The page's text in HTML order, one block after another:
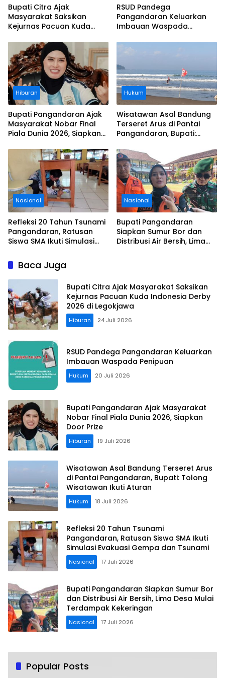
Bupati Citra Ajak
Masyarakat Saksikan
Kejurnas Pacuan Kuda
Legokjawa
RSUD Pandega
Pangandaran Keluarkan
Imbauan Waspada
Hiburan
Bupati Pangandaran Ajak
Masyarakat Nobar Final
Piala Dunia 2026, Siapkan
Hukum
Wisatawan Asal Bandung
Terseret Arus di Pantai
Pangandaran, Bupati:
Aturan
Nasional
Refleksi 20 Tahun Tsunami
Pangandaran, Ratusan
Siswa SMA Ikuti Simulasi
Tsunami
Nasional
Bupati Pangandaran
Siapkan Sumur Bor dan
Distribusi Air Bersih, Lima
Baca Juga
Bupati Citra Ajak Masyarakat Saksikan
Kejurnas Pacuan Kuda Indonesia Derby
2026 di Legokjawa
Hiburan 24 Juli 2026
RSUD Pandega Pangandaran Keluarkan
Imbauan Waspada Penipuan
Hukum 20 Juli 2026
Bupati Pangandaran Ajak Masyarakat
Nobar Final Piala Dunia 2026, Siapkan
Door Prize
Hiburan 19 Juli 2026
Wisatawan Asal Bandung Terseret Arus
di Pantai Pangandaran, Bupati: Tolong
Wisatawan Ikuti Aturan
Hukum 18 Juli 2026
Refleksi 20 Tahun Tsunami
Pangandaran, Ratusan Siswa SMA Ikuti
Simulasi Evakuasi Gempa dan Tsunami
Nasional 17 Juli 2026
Bupati Pangandaran Siapkan Sumur Bor
dan Distribusi Air Bersih, Lima Desa Mulai
Terdampak Kekeringan
Nasional 17 Juli 2026
Popular Posts